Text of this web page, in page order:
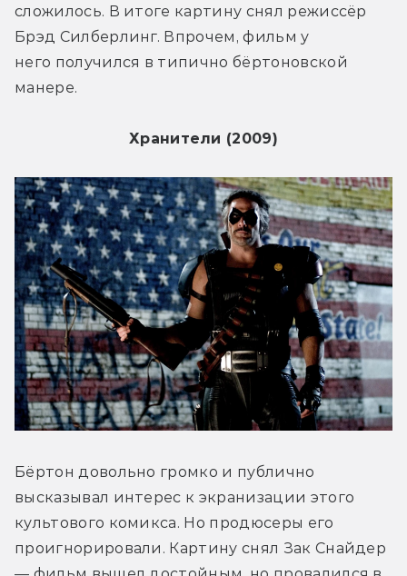
сложилось. В итоге картину снял режиссёр
Брэд Силберлинг. Впрочем, фильм у
него получился в типично бёртоновской
манере.
Хранители (2009)
Бёртон довольно громко и публично
высказывал интерес к экранизации этого
культового комикса. Но продюсеры его
проигнорировали. Картину снял Зак Снайдер